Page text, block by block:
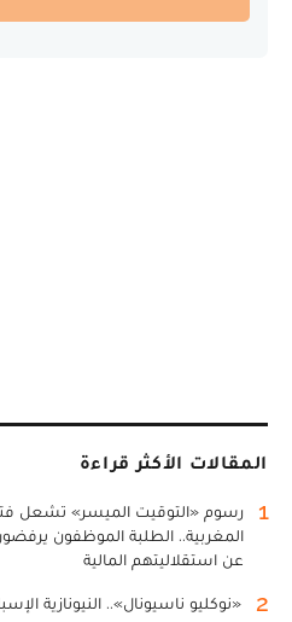
المقالات الأكثر قراءة
1
رسوم «التوقيت الميسر» تشعل
المغربية.. الطلبة الموظفون
عن استقلاليتهم المالية
2 «نوكليو ناسيونال».. النيونازية